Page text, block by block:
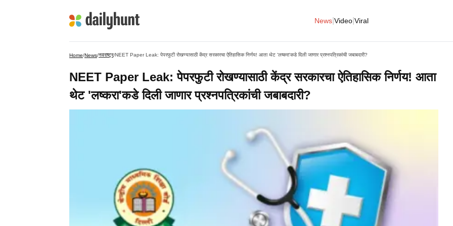
News Video Viral
Home/News/नवराष्ट्र/NEET Paper Leak: पेपरफुटी रोखण्यासाठी केंद्र सरकारचा ऐतिहासिक निर्णय! आता थेट 'लष्करा'कडे दिली जाणार प्रश्नपत्रिकांची जबाबदारी?
NEET Paper Leak: पेपरफुटी रोखण्यासाठी केंद्र सरकारचा ऐतिहासिक निर्णय! आता
थेट 'लष्करा'कडे दिली जाणार प्रश्नपत्रिकांची जबाबदारी?